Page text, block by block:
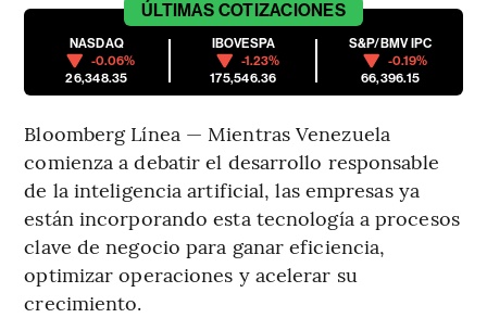
ÚLTIMAS COTIZACIONES
NASDAQ
-0.06%
26,348.35
IBOVESPA
-1.23%
175,546.36
S&P/BMV IPC
-0.19%
66,396.15
Bloomberg Línea — Mientras Venezuela
comienza a debatir el desarrollo responsable
de la inteligencia artificial, las empresas ya
están incorporando esta tecnología a procesos
clave de negocio para ganar eficiencia,
optimizar operaciones y acelerar su
crecimiento.